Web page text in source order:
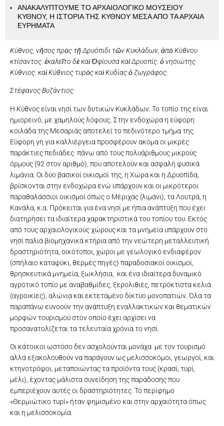
Κύθνος, νῆσος πρὸς τῇ Δρυόπιδι τῶν Κυκλάδων, ἀπὸ Κύθνου
κτίσαντος. ἐκαλεῖτο δὲ καὶ Ὀφίουσα καὶ Δρυοπίς. ὁ νησιώτης
Κύθνιος. καὶ Κύθνιος τυρὸς καὶ Κυδίας ὁ ζωγράφος.
Στέφανος Βυζάντιος
Η Κύθνος είναι νησί των δυτικών Κυκλάδων. Το τοπίο της είναι
ημιορεινό, με χαμηλούς λόφους. Στην ενδοχώρα η εύφορη
κοιλάδα της Μεσαριάς αποτελεί το πεδινότερο τμήμα της.
Εύφορη γη για καλλιέργεια προσφέρουν ακόμα οι μικρές
παράκτιες πεδιάδες πάνω από τους πολυάριθμους μικρούς
όρμους (92 στον αριθμό), που αποτελούν και ασφαλή φυσικά
λιμάνια. Οι δύο βασικοί οικισμοί της, η Χώρα και η Δρυοπίδα,
βρίσκονται στην ενδοχώρα ενώ υπάρχουν και οι μικρότεροι
παραθαλάσσιοι οικισμοί όπως ο Μέριχας (λιμάνι), τα Λουτρά, η
Κανάλα, κ.α. Πρόκειται για ένα νησί με ήπια ανάπτυξη που έχει
διατηρήσει τα ιδιαίτερα χαρακτηριστικά του τοπίου του. Εκτός
από τους αρχαιολογικούς χώρους και τα μνημεία υπάρχουν στο
νησί παλιά βιομηχανικά κτήρια από την νεώτερη μεταλλευτική
δραστηριότητα, οικότοποι, χώροι με γεωλογικό ενδιαφέρον
(σπήλαιο καταφύκι, θερμές πηγές) παραδοσιακοί οικισμοί,
θρησκευτικά μνημεία, ξωκλήσια, και ένα ιδιαίτερα δυναμικό
αγροτικό τοπίο με αναβαθμίδες, ξερολιθιές, πετρόκτιστα κελιά
(αγροικίες), αλώνια και εκτεταμένο δίκτυο μονοπατιών. Όλα τα
παραπάνω ευνοούν την ανάπτυξη εναλλακτικών και θεματικών
μορφών τουρισμού στον οποίο έχει αρχίσει να
προσανατολίζεται τα τελευταία χρόνια το νησί.
Οι κάτοικοι ωστόσο δεν ασχολούνται μονάχα με τον τουρισμό
αλλά εξακολουθούν να παράγουν ως μελισσοκόμοι, γεωργοί, και
κτηνοτρόφοι, μεταποιώντας τα προϊόντα τους (κρασί, τυρί,
μέλι), έχοντας μάλιστα συνείδηση της παράδοσης που
εμπεριέχουν αυτές οι δραστηριότητες. Το περίφημο
«Θερμιώτικο τυρί» ήταν φημισμένο και στην αρχαιότητα όπως
και η μελισσοκομία.
ΑΝΑΚΑΛΥΠΤΟΥΜΕ ΤΟ ΑΡΧΑΙΟΛΟΓΙΚΟ ΜΟΥΣΕΙΟΥ
ΚΥΘΝΟΥ, Η ΙΣΤΟΡΙΑ ΤΗΣ ΚΥΘΝΟΥ ΜΕΣΑ ΑΠΟ ΤΑ ΑΡΧΑΙΑ
ΕΥΡΗΜΑΤΑ